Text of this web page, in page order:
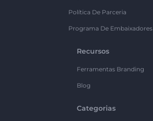
Política De Parceria
Programa De Embaixadores
Recursos
Ferramentas Branding
Blog
Categorias